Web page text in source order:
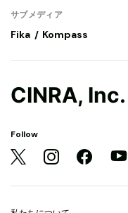
サブメディア
Fika Kompass
CINRA, Inc.
Follow